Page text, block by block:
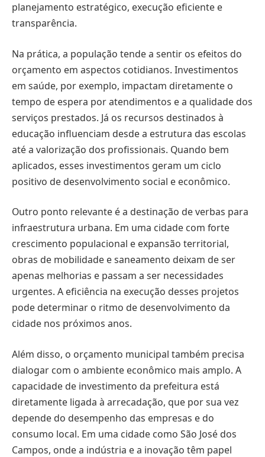
planejamento estratégico, execução eficiente e
transparência.
Na prática, a população tende a sentir os efeitos do
orçamento em aspectos cotidianos. Investimentos
em saúde, por exemplo, impactam diretamente o
tempo de espera por atendimentos e a qualidade dos
serviços prestados. Já os recursos destinados à
educação influenciam desde a estrutura das escolas
até a valorização dos profissionais. Quando bem
aplicados, esses investimentos geram um ciclo
positivo de desenvolvimento social e econômico.
Outro ponto relevante é a destinação de verbas para
infraestrutura urbana. Em uma cidade com forte
crescimento populacional e expansão territorial,
obras de mobilidade e saneamento deixam de ser
apenas melhorias e passam a ser necessidades
urgentes. A eficiência na execução desses projetos
pode determinar o ritmo de desenvolvimento da
cidade nos próximos anos.
Além disso, o orçamento municipal também precisa
dialogar com o ambiente econômico mais amplo. A
capacidade de investimento da prefeitura está
diretamente ligada à arrecadação, que por sua vez
depende do desempenho das empresas e do
consumo local. Em uma cidade como São José dos
Campos, onde a indústria e a inovação têm papel